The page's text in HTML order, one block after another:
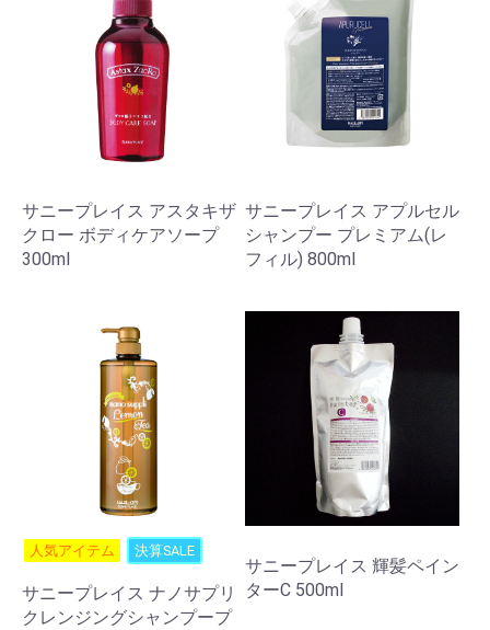
サニープレイス アスタキザ
クロー ボディケアソープ
300ml
サニープレイス アプルセル
シャンプー プレミアム(レ
フィル) 800ml
人気アイテム 決算SALE
サニープレイス ナノサプリ
クレンジングシャンプープ
サニープレイス 輝髪ペイン
ターC 500ml